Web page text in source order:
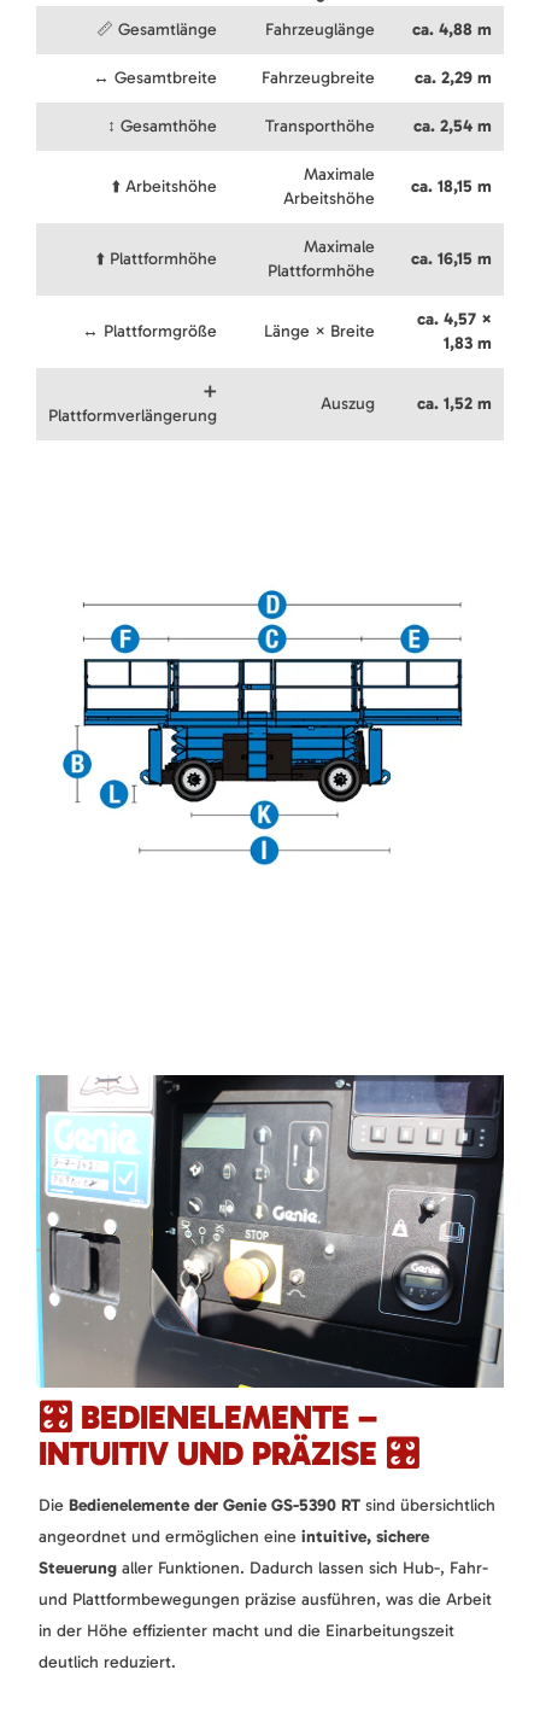
📏 Gesamtlänge
Fahrzeuglänge ca. 4,88 m
↔️ Gesamtbreite Fahrzeugbreite ca. 2,29 m
↕️ Gesamthöhe Transporthöhe ca. 2,54 m
⬆️ Arbeitshöhe
Maximale
Arbeitshöhe
ca. 18,15 m
⬆️ Plattformhöhe
Maximale
Plattformhöhe
ca. 16,15 m
↔️ Plattformgröße Länge × Breite
ca. 4,57 ×
1,83 m
➕
Plattformverlängerung
Auszug ca. 1,52 m
🎛️ BEDIENELEMENTE –
INTUITIV UND PRÄZISE 🎛️
Die Bedienelemente der Genie GS-5390 RT sind übersichtlich
angeordnet und ermöglichen eine intuitive, sichere
Steuerung aller Funktionen. Dadurch lassen sich Hub-, Fahr-
und Plattformbewegungen präzise ausführen, was die Arbeit
in der Höhe effizienter macht und die Einarbeitungszeit
deutlich reduziert.